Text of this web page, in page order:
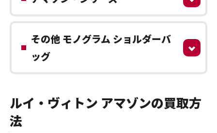
その他 モノグラム ショルダーバ
ッグ
ルイ・ヴィトン アマゾンの買取方
法